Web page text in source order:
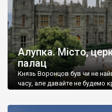
Алупка. Місто,
палац
Князь Воронцов був чи не
часу, але давайте не будемо